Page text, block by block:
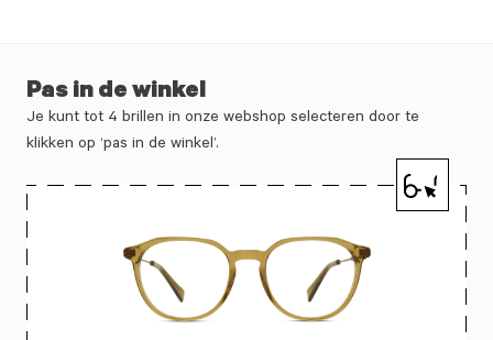
Pas in de winkel
Je kunt tot 4 brillen in onze webshop selecteren door te
klikken op ‘pas in de winkel’.